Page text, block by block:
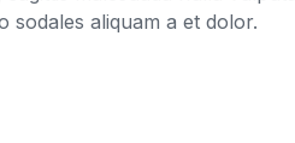
sodales aliquam a et dolor.